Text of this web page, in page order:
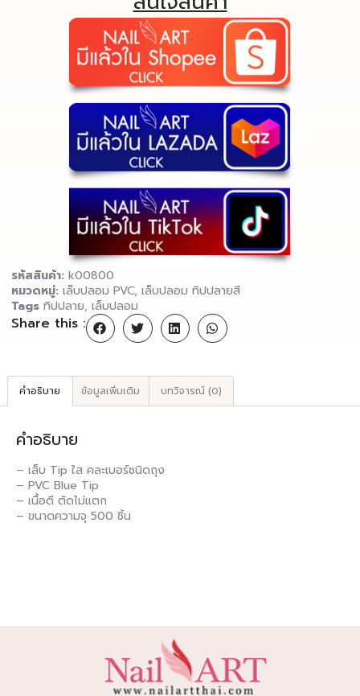
รหัสสินค้า: k00800
หมวดหมู่: เล็บปลอม PVC, เล็บปลอม ทิปปลายสี
Tags ทิปปลาย, เล็บปลอม
Share this :
คำอธิบาย ข้อมูลเพิ่มเติม บทวิจารณ์ (0)
คำอธิบาย
– เล็บ Tip ใส คละเบอร์ชนิดถุง
– PVC Blue Tip
– เนื้อดี ตัดไม่แตก
– ขนาดความจุ 500 ชิ้น